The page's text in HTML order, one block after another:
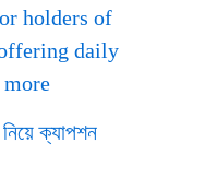
holders of
daily
ক্যাপশন